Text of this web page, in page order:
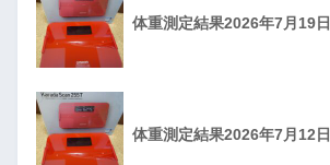
体重測定結果2026年7月19日
体重測定結果2026年7月12日